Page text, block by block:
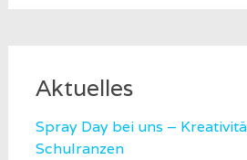
Aktuelles
Spray Day bei uns –
Schulranzen